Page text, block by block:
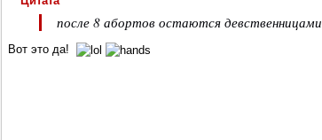
после 8 абортов остаются девственницами
Вот это да!